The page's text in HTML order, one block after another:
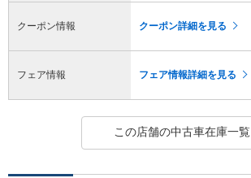
クーポン情報 クーポン詳細を見る
フェア情報 フェア情報詳細を見る
この店舗の中古車在庫一覧